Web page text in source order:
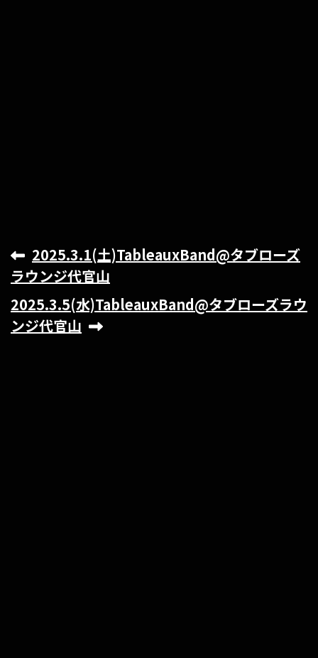
2025.3.1(土)TableauxBand@タブローズ
ラウンジ代官山
2025.3.5(水)TableauxBand@タブローズラウ
ンジ代官山